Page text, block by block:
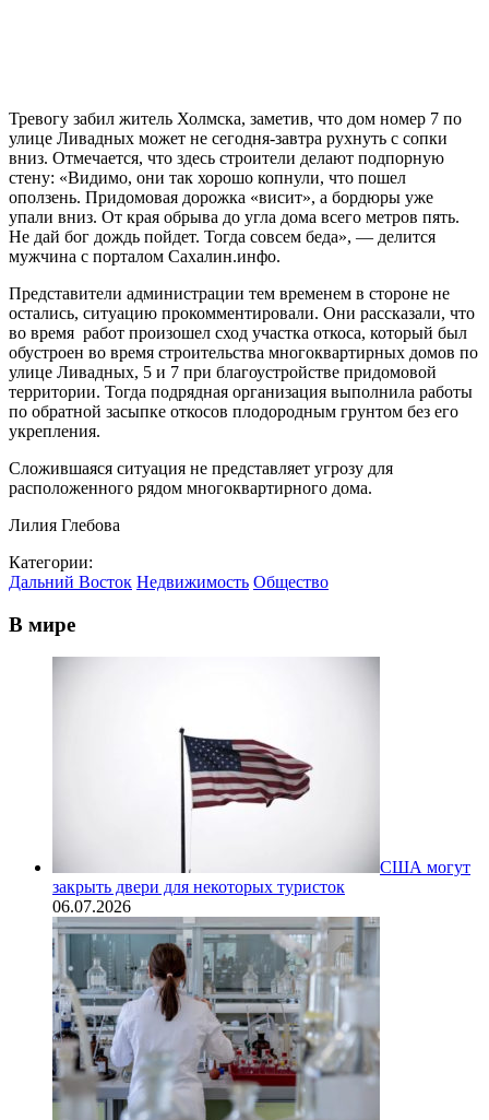
Тревогу забил житель Холмска, заметив, что дом номер 7 по
улице Ливадных может не сегодня-завтра рухнуть с сопки
вниз. Отмечается, что здесь строители делают подпорную
стену: «Видимо, они так хорошо копнули, что пошел
оползень. Придомовая дорожка «висит», а бордюры уже
упали вниз. От края обрыва до угла дома всего метров пять.
Не дай бог дождь пойдет. Тогда совсем беда», — делится
мужчина с порталом Сахалин.инфо.
Представители администрации тем временем в стороне не
остались, ситуацию прокомментировали. Они рассказали, что
во время работ произошел сход участка откоса, который был
обустроен во время строительства многоквартирных домов по
улице Ливадных, 5 и 7 при благоустройстве придомовой
территории. Тогда подрядная организация выполнила работы
по обратной засыпке откосов плодородным грунтом без его
укрепления.
Сложившаяся ситуация не представляет угрозу для
расположенного рядом многоквартирного дома.
Лилия Глебова
Категории:
Дальний Восток Недвижимость Общество
В мире
США могут
закрыть двери для некоторых туристок
06.07.2026